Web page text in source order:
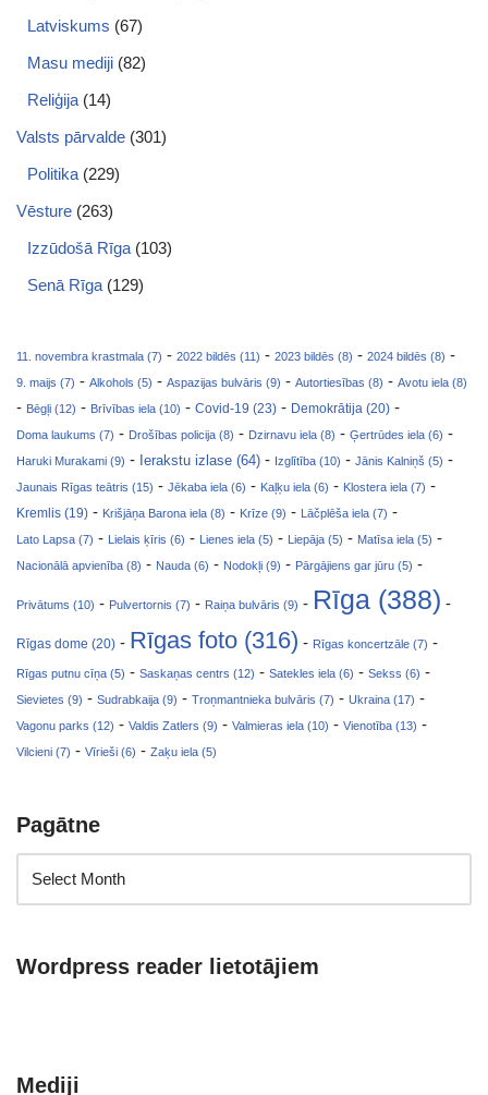
Latviskums (67)
Masu mediji (82)
Reliģija(14)
Valsts pārvalde (301)
Politika(229)
Vēsture (263)
Izzūdošā Rīga(103)
Senā Rīga(129)
11. novembra krastmala (7) - 2022 bildēs (11) - 2023 bildēs (8) - 2024 bildēs (8) -
9. maijs (7) - Alkohols (5) - Aspazijas bulvāris (9) - Autortiesības (8) - Avotu iela (8)
- Bēgļi (12) - Brīvības iela (10) - Covid-19 (23) - Demokrātija (20) -
Doma laukums (7) - Drošības policija (8) - Dzirnavu iela (8) - Ģertrūdes iela (6) -
Haruki Murakami (9) - Ierakstu izlase (64) - Izglītība (10) - Jānis Kalniņš (5) -
Jaunais Rīgas teātris (15) - Jēkaba iela (6) - Kaļķu iela (6) - Klostera iela (7) -
Kremlis (19) - Krišjāņa Barona iela (8) - Krīze (9) - Lāčplēša iela (7) -
Lato Lapsa (7) - Lielais ķīris (6) - Lienes iela (5) - Liepāja (5) - Matīsa iela (5) -
Nacionālā apvienība (8) - Nauda (6) - Nodokļi (9) - Pārgājiens gar jūru (5) -
Privātums (10) - Pulvertornis (7) - Raiņa bulvāris (9) - Rīga (388) -
Rīgas dome (20) - Rīgas foto (316) - Rīgas koncertzāle (7) -
Rīgas putnu cīņa (5) - Saskaņas centrs (12) - Satekles iela (6) - Sekss (6) -
Sievietes (9) - Sudrabkaija (9) - Troņmantnieka bulvāris (7) - Ukraina (17) -
Vagonu parks (12) - Valdis Zatlers (9) - Valmieras iela (10) - Vienotība (13) -
Vilcieni (7) - Vīrieši (6) - Zaķu iela (5)
Pagātne
Wordpress reader lietotājiem
Mediji